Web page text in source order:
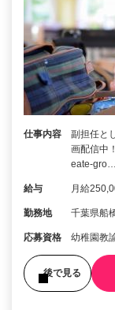
仕事内容
副担任と
画配信中
eate-gro…
給与 月給
勤務地 千葉県船
応募資格 幼稚園教
後で見る